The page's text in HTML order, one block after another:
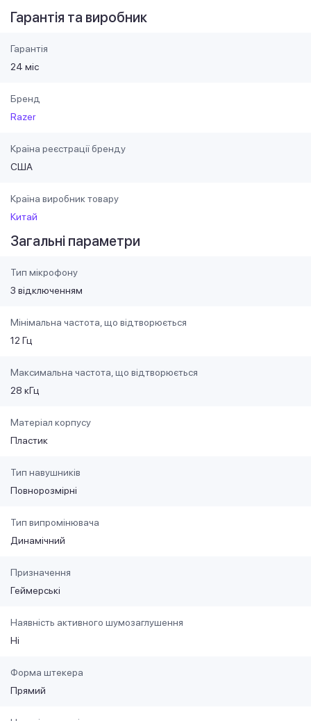
Гарантія та виробник
Гарантія
24 міс
Бренд
Razer
Країна реєстрації бренду
США
Країна виробник товару
Китай
Загальні параметри
Тип мікрофону
З відключенням
Мінімальна частота, що відтворюється
12 Гц
Максимальна частота, що відтворюється
28 кГц
Матеріал корпусу
Пластик
Тип навушників
Повнорозмірні
Тип випромінювача
Динамічний
Призначення
Геймерські
Наявність активного шумозаглушення
Ні
Форма штекера
Прямий